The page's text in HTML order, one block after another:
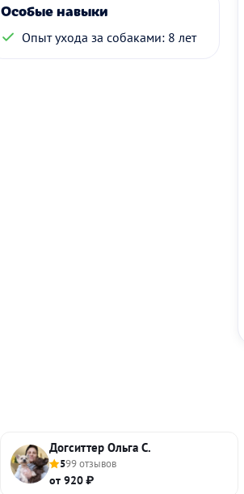
Особые навыки
Опыт ухода за собаками: 8 лет
Догситтер Ольга С.
599 отзывов
от 920 ₽